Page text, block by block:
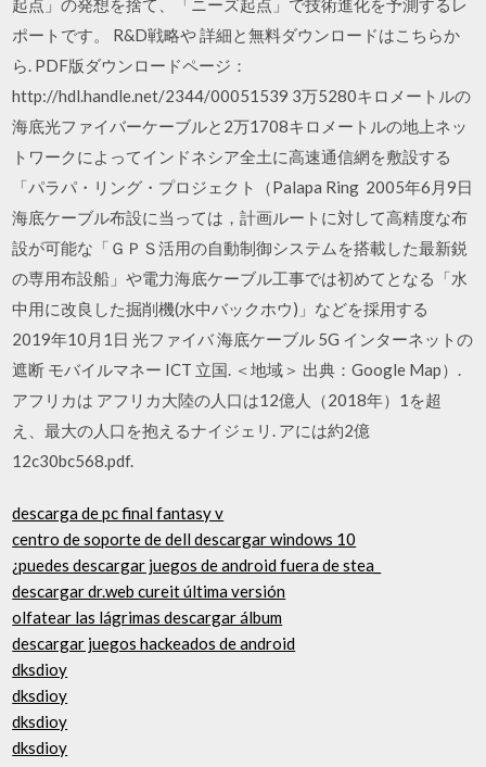
ポートです。 R&D戦略や 詳細と無料ダウンロードはこちらか
ら. PDF版ダウンロードページ：
http://hdl.handle.net/2344/00051539 3万5280キロメートルの
海底光ファイバーケーブルと2万1708キロメートルの地上ネッ
トワークによってインドネシア全土に高速通信網を敷設する
「パラパ・リング・プロジェクト（Palapa Ring 2005年6月9日
海底ケーブル布設に当っては，計画ルートに対して高精度な布
設が可能な「ＧＰＳ活用の自動制御システムを搭載した最新鋭
の専用布設船」や電力海底ケーブル工事では初めてとなる「水
中用に改良した掘削機(水中バックホウ)」などを採用する
2019年10月1日 光ファイバ 海底ケーブル 5G インターネットの
遮断 モバイルマネー ICT 立国. ＜地域＞ 出典：Google Map）.
アフリカは アフリカ大陸の人口は12億人（2018年）1を超
え、最大の人口を抱えるナイジェリ. アには約2億
12c30bc568.pdf.
descarga de pc final fantasy v
centro de soporte de dell descargar windows 10
¿puedes descargar juegos de android fuera de stea_
descargar dr.web cureit última versión
olfatear las lágrimas descargar álbum
descargar juegos hackeados de android
dksdioy
dksdioy
dksdioy
dksdioy